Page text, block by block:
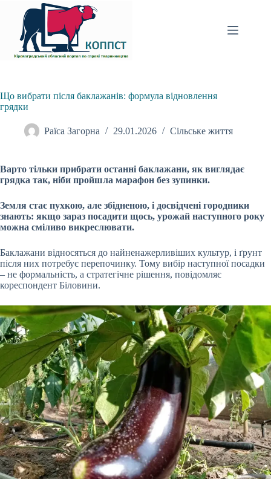
вмісту
Що вибрати після баклажанів: формула відновлення
грядки
Раїса Загорна 29.01.2026 Сільське життя
Варто тільки прибрати останні баклажани, як виглядає
грядка так, ніби пройшла марафон без зупинки.
Земля стає пухкою, але збідненою, і досвідчені городники
знають: якщо зараз посадити щось, урожай наступного року
можна сміливо викреслювати.
Баклажани відносяться до найненажерливіших культур, і ґрунт
після них потребує перепочинку. Тому вибір наступної посадки
– не формальність, а стратегічне рішення, повідомляє
кореспондент Біловини.